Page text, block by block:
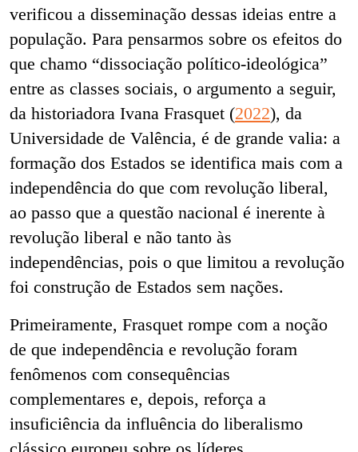
verificou a disseminação dessas ideias entre a
população. Para pensarmos sobre os efeitos do
que chamo “dissociação político-ideológica”
entre as classes sociais, o argumento a seguir,
da historiadora Ivana Frasquet (2022), da
Universidade de Valência, é de grande valia: a
formação dos Estados se identifica mais com a
independência do que com revolução liberal,
ao passo que a questão nacional é inerente à
revolução liberal e não tanto às
independências, pois o que limitou a revolução
foi construção de Estados sem nações.
Primeiramente, Frasquet rompe com a noção
de que independência e revolução foram
fenômenos com consequências
complementares e, depois, reforça a
insuficiência da influência do liberalismo